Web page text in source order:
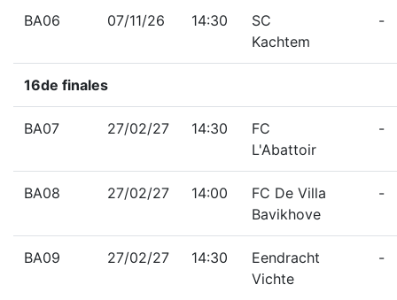
BA06 07/11/26 14:30
SC
Kachtem
-
16de finales
BA07 27/02/27 14:30
FC
L'Abattoir
-
BA08 27/02/27 14:00
FC De Villa
Bavikhove
-
BA09 27/02/27 14:30
Eendracht
Vichte
-